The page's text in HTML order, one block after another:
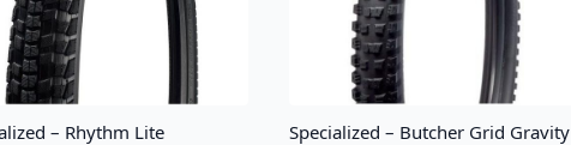
– Rhythm Lite
Specialized – Butcher Grid Gravity